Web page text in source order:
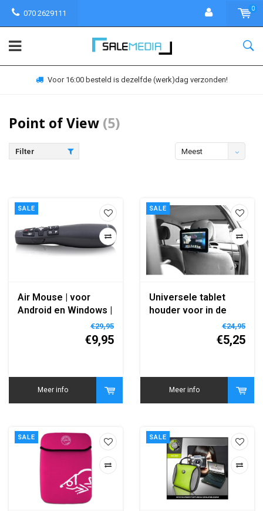
070 2629111
0
Voor 16:00 besteld is dezelfde (werk)dag verzonden!
Point of View (5)
Filter
Meest
SALE
Air Mouse | voor
Android en Windows |
10 meter bereik |€29,95
€9,95
Meer info
SALE
Universele tablet
houder voor in de
€24,95
€5,25
Meer info
SALE SALE